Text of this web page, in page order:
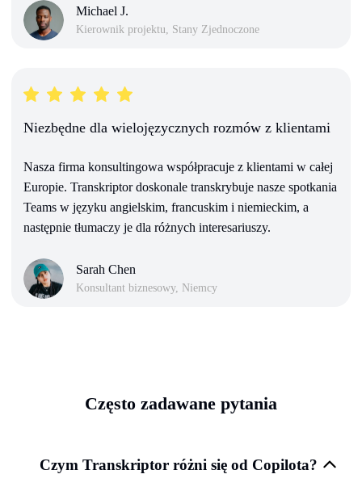
Michael J.
Kierownik projektu, Stany Zjednoczone
Niezbędne dla wielojęzycznych rozmów z klientami
Nasza firma konsultingowa współpracuje z klientami w całej
Europie. Transkriptor doskonale transkrybuje nasze spotkania
Teams w języku angielskim, francuskim i niemieckim, a
następnie tłumaczy je dla różnych interesariuszy.
Sarah Chen
Konsultant biznesowy, Niemcy
Często zadawane pytania
Czym Transkriptor różni się od Copilota?